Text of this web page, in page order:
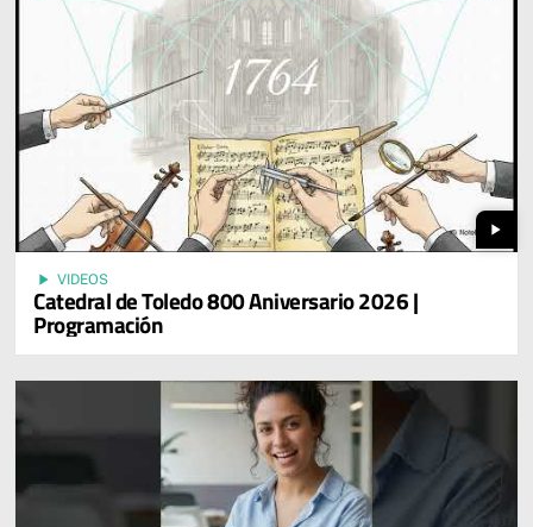
play_arrow
play_arrow VIDEOS
Catedral de Toledo 800 Aniversario 2026 |
Programación